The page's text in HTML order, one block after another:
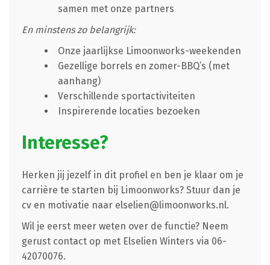
samen met onze partners
En minstens zo belangrijk:
Onze jaarlijkse Limoonworks-weekenden
Gezellige borrels en zomer-BBQ’s (met
aanhang)
Verschillende sportactiviteiten
Inspirerende locaties bezoeken
Interesse?
Herken jij jezelf in dit profiel en ben je klaar om je
carrière te starten bij Limoonworks? Stuur dan je
cv en motivatie naar elselien@limoonworks.nl.
Wil je eerst meer weten over de functie? Neem
gerust contact op met Elselien Winters via 06-
42070076.